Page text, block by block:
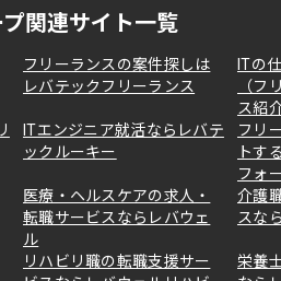
関連サイト一覧
フリーランスの案件探しは
レバテックフリーランス
ITの
（フ
ス紹
ITエンジニア就活ならレバテ
ックルーキー
フリ
トす
フォ
医療・ヘルスケアの求人・
転職サービスならレバウェ
ル
介護
スな
リハビリ職の転職支援サー
栄養